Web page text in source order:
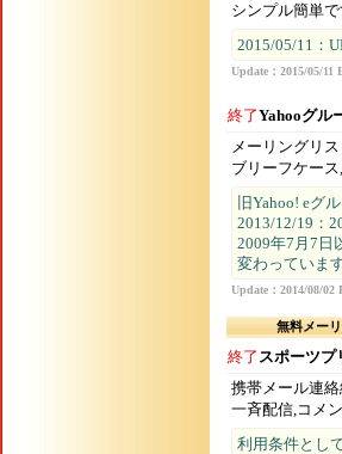
シンプル簡単で
2015/05/11：
Update：2015/05/11
終了Yahooグル
メーリングリ
ブリーフケー
旧Yahoo! eグ
2013/12/19：
2009年7月7日
変わっています
Update：2014/08/02
無料メー
終了 スポーツプ
携帯メール連
一斉配信,コメ
利用条件とし